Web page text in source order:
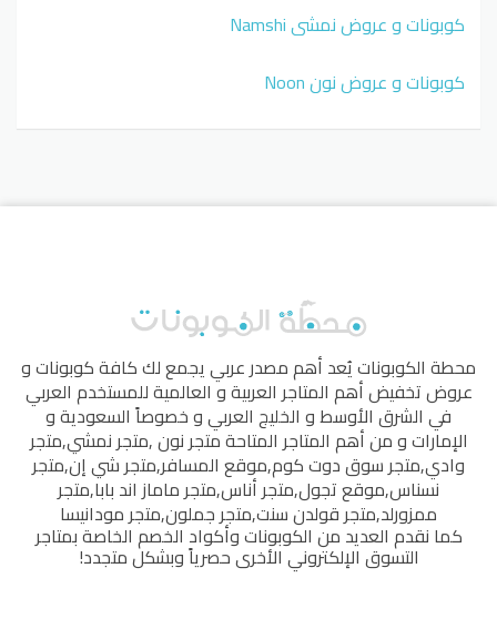
كوبونات و عروض نمشي Namshi
كوبونات و عروض نون Noon
محطة الكوبوناتيُعد أهم مصدر عربي يجمع لك كافة كوبونات و
عروض تخفيض أهم المتاجر العربية و العالمية للمستخدم العربي
في الشرق الأوسط و الخليج العربي و خصوصاً السعودية و
الإمارات و من أهم المتاجر المتاحةمتجر نون,متجر نمشي,متجر
وادي,متجر سوق دوت كوم,موقع المسافر,متجر شي إن,متجر
نسناس,موقع تجول,متجر أناس,متجر ماماز اند بابا,متجر
ممزورلد,متجر قولدن سنت,متجر جملون,متجر مودانيسا
كما نقدم العديد من الكوبونات وأكواد الخصم الخاصة بمتاجر
التسوق الإلكتروني الأخرى حصرياً وبشكل متجدد!